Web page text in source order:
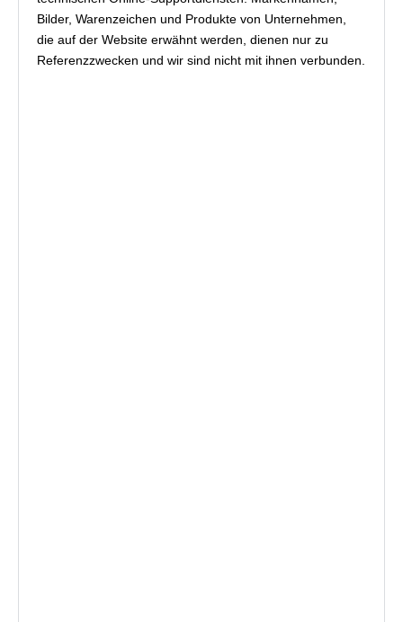
Bilder, Warenzeichen und Produkte von Unternehmen,
die auf der Website erwähnt werden, dienen nur zu
Referenzzwecken und wir sind nicht mit ihnen verbunden.